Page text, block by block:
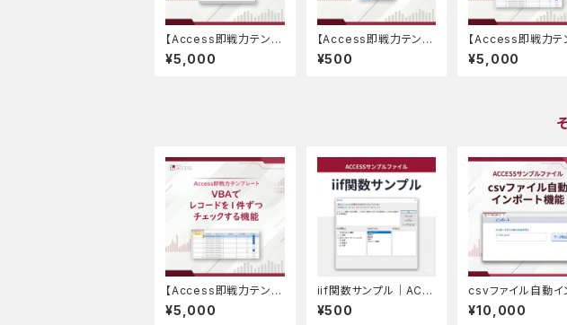
【Access即戦力テンプ
レート】Excelファイル
自動インポート機能
¥5,000
【Access即戦力テンプ
レート】年月日を分けて
表示する機能
¥500
【Access即戦力テ
レート】VBAでレコ
を1件ずつチェックす
¥5,000
【Access即戦力テンプ
レート】VBAでレコード
を1件ずつチェックする
¥5,000
iif関数サンプル｜ACC
ESSサンプルファイル
¥500
csvファイル自動イ
ート機能｜ACCESS
ンプルファイル
¥10,000